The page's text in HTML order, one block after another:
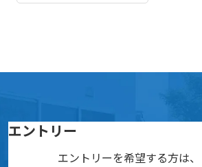
エントリー
エントリーを希望する方は、